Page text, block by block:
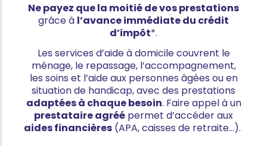
Ne payez que la moitié de vos prestations
grâce à l’avance immédiate du crédit
d’impôt*.
Les services d’aide à domicile couvrent le
ménage, le repassage, l’accompagnement,
les soins et l’aide aux personnes âgées ou en
situation de handicap, avec des prestations
adaptées à chaque besoin. Faire appel à un
prestataire agréé permet d’accéder aux
aides financières (APA, caisses de retraite…).